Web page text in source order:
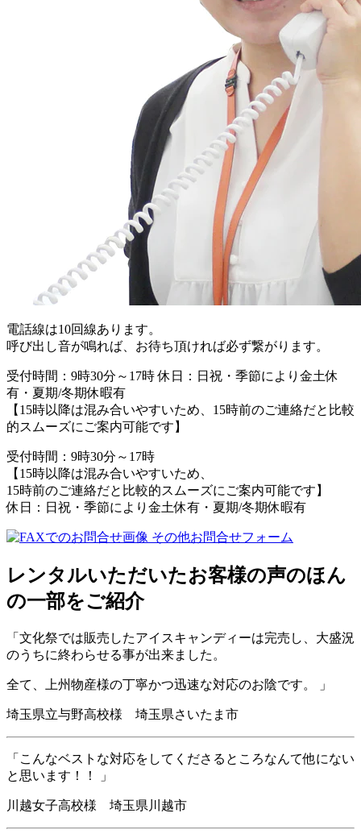
電話線は10回線あります。
呼び出し音が鳴れば、お待ち頂ければ必ず繋がります。
受付時間：9時30分～17時 休日：日祝・季節により金土休
有・夏期/冬期休暇有
【15時以降は混み合いやすいため、15時前のご連絡だと比較
的スムーズにご案内可能です】
受付時間：9時30分～17時
【15時以降は混み合いやすいため、
15時前のご連絡だと比較的スムーズにご案内可能です】
休日：日祝・季節により金土休有・夏期/冬期休暇有
その他お問合せフォーム
レンタルいただいたお客様の声のほん
の一部をご紹介
「文化祭では販売したアイスキャンディーは完売し、大盛況
のうちに終わらせる事が出来ました。
全て、上州物産様の丁寧かつ迅速な対応のお陰です。 」
埼玉県立与野高校様 埼玉県さいたま市
「こんなベストな対応をしてくださるところなんて他にない
と思います！！ 」
川越女子高校様 埼玉県川越市